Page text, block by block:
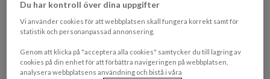
OM VARUMÄRKET
Färgbeskrivning Vit
Du har kontroll över dina uppgifter
Vi använder cookies för att webbplatsen skall fungera korrekt samt för
statistik och personanpassad annonsering.
Genom att klicka på "acceptera alla cookies" samtycker du till lagring av
cookies på din enhet för att förbättra navigeringen på webbplatsen,
analysera webbplatsens användning och bistå i våra